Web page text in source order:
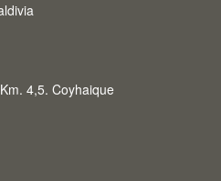
4,5. Coyhaique